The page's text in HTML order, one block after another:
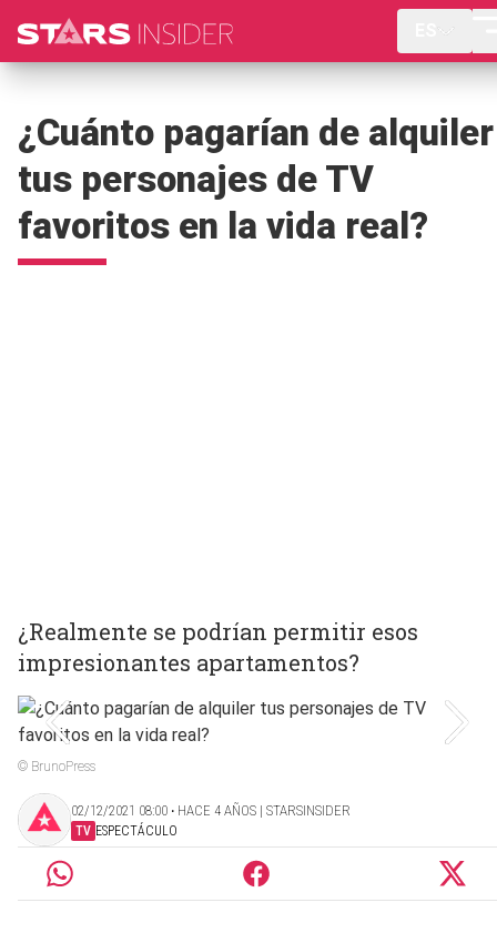
¿Cuánto pagarían de alquiler
tus personajes de TV
favoritos en la vida real?
¿Realmente se podrían permitir esos
impresionantes apartamentos?
© BrunoPress
02/12/2021 08:00 ‧ HACE 4 AÑOS | STARSINSIDER
TV ESPECTÁCULO